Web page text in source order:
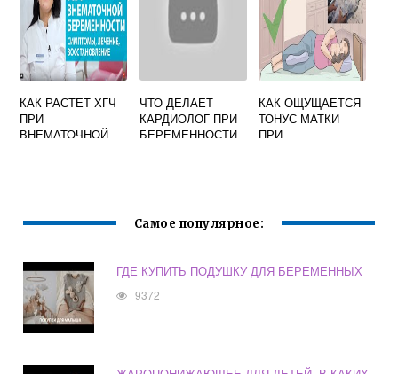
КАК РАСТЕТ ХГЧ
ПРИ
ВНЕМАТОЧНОЙ
ЧТО ДЕЛАЕТ
КАРДИОЛОГ ПРИ
БЕРЕМЕННОСТИ
КАК ОЩУЩАЕТСЯ
ТОНУС МАТКИ
ПРИ
Самое популярное:
ГДЕ КУПИТЬ ПОДУШКУ ДЛЯ БЕРЕМЕННЫХ
9372